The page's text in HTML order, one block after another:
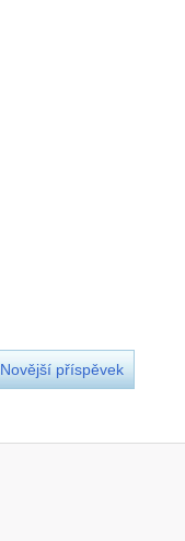
Novější příspěvek